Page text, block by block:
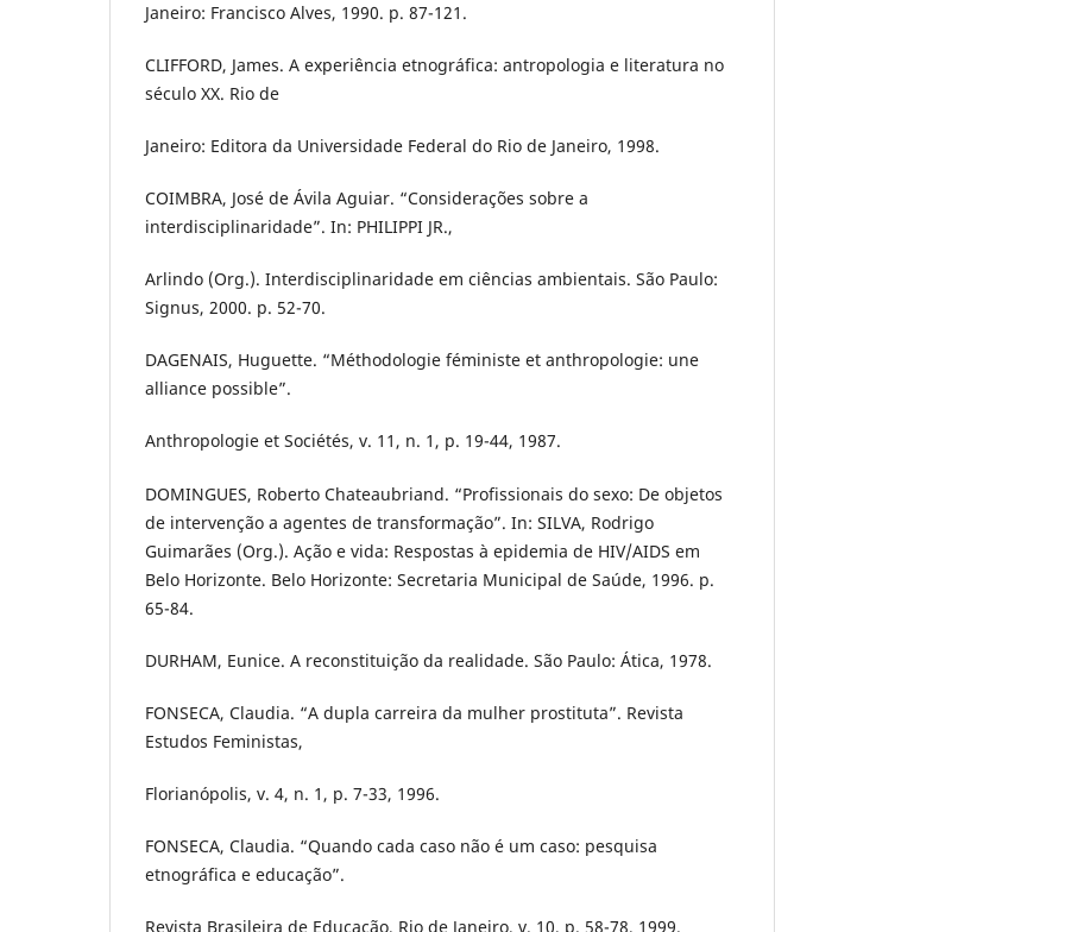
Janeiro: Francisco Alves, 1990. p. 87-121.
CLIFFORD, James. A experiência etnográfica: antropologia e literatura no
século XX. Rio de
Janeiro: Editora da Universidade Federal do Rio de Janeiro, 1998.
COIMBRA, José de Ávila Aguiar. “Considerações sobre a
interdisciplinaridade”. In: PHILIPPI JR.,
Arlindo (Org.). Interdisciplinaridade em ciências ambientais. São Paulo:
Signus, 2000. p. 52-70.
DAGENAIS, Huguette. “Méthodologie féministe et anthropologie: une
alliance possible”.
Anthropologie et Sociétés, v. 11, n. 1, p. 19-44, 1987.
DOMINGUES, Roberto Chateaubriand. “Profissionais do sexo: De objetos
de intervenção a agentes de transformação”. In: SILVA, Rodrigo
Guimarães (Org.). Ação e vida: Respostas à epidemia de HIV/AIDS em
Belo Horizonte. Belo Horizonte: Secretaria Municipal de Saúde, 1996. p.
65-84.
DURHAM, Eunice. A reconstituição da realidade. São Paulo: Ática, 1978.
FONSECA, Claudia. “A dupla carreira da mulher prostituta”. Revista
Estudos Feministas,
Florianópolis, v. 4, n. 1, p. 7-33, 1996.
FONSECA, Claudia. “Quando cada caso não é um caso: pesquisa
etnográfica e educação”.
Revista Brasileira de Educação, Rio de Janeiro, v. 10, p. 58-78, 1999.